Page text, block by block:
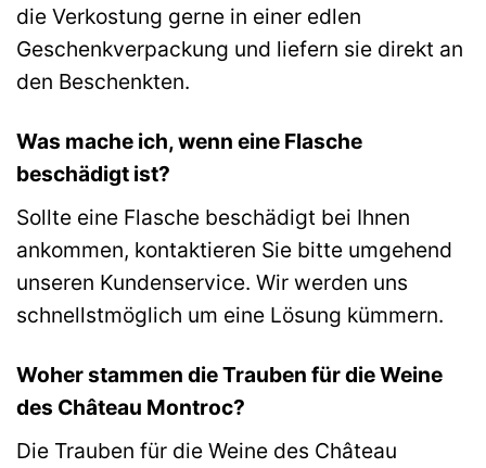
die Verkostung gerne in einer edlen
Geschenkverpackung und liefern sie direkt an
den Beschenkten.
Was mache ich, wenn eine Flasche
beschädigt ist?
Sollte eine Flasche beschädigt bei Ihnen
ankommen, kontaktieren Sie bitte umgehend
unseren Kundenservice. Wir werden uns
schnellstmöglich um eine Lösung kümmern.
Woher stammen die Trauben für die Weine
des Château Montroc?
Die Trauben für die Weine des Château